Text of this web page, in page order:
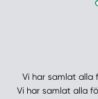
Vi har samlat alla
Vi har samlat alla